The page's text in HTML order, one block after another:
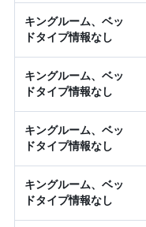
キングルーム、ベッ
ドタイプ情報なし
キングルーム、ベッ
ドタイプ情報なし
キングルーム、ベッ
ドタイプ情報なし
キングルーム、ベッ
ドタイプ情報なし